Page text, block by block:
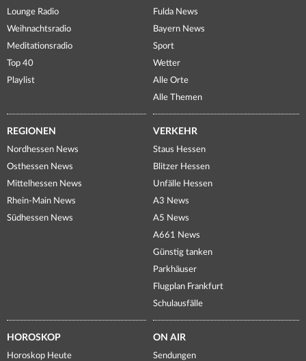
Lounge Radio
Weihnachtsradio
Meditationsradio
Top 40
Playlist
Fulda News
Bayern News
Sport
Wetter
Alle Orte
Alle Themen
REGIONEN
Nordhessen News
Osthessen News
Mittelhessen News
Rhein-Main News
Südhessen News
VERKEHR
Staus Hessen
Blitzer Hessen
Unfälle Hessen
A3 News
A5 News
A661 News
Günstig tanken
Parkhäuser
Flugplan Frankfurt
Schulausfälle
HOROSKOP
Horoskop Heute
ON AIR
Sendungen